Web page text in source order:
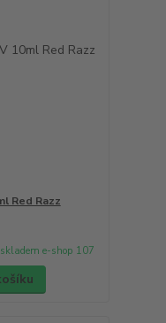
Red Razz
skladem e-shop 107